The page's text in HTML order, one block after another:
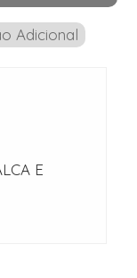
Adicional
E